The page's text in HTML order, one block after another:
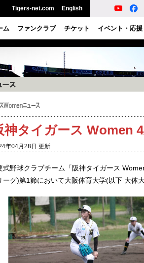
Tigers-net.com English
ム ファンクラブ チケット イベント・応援
神タイガース Women
年04月28日 更新
式野球クラブチーム「阪神タイガース
ーグ)第1節において大阪体育大学(以下 大体